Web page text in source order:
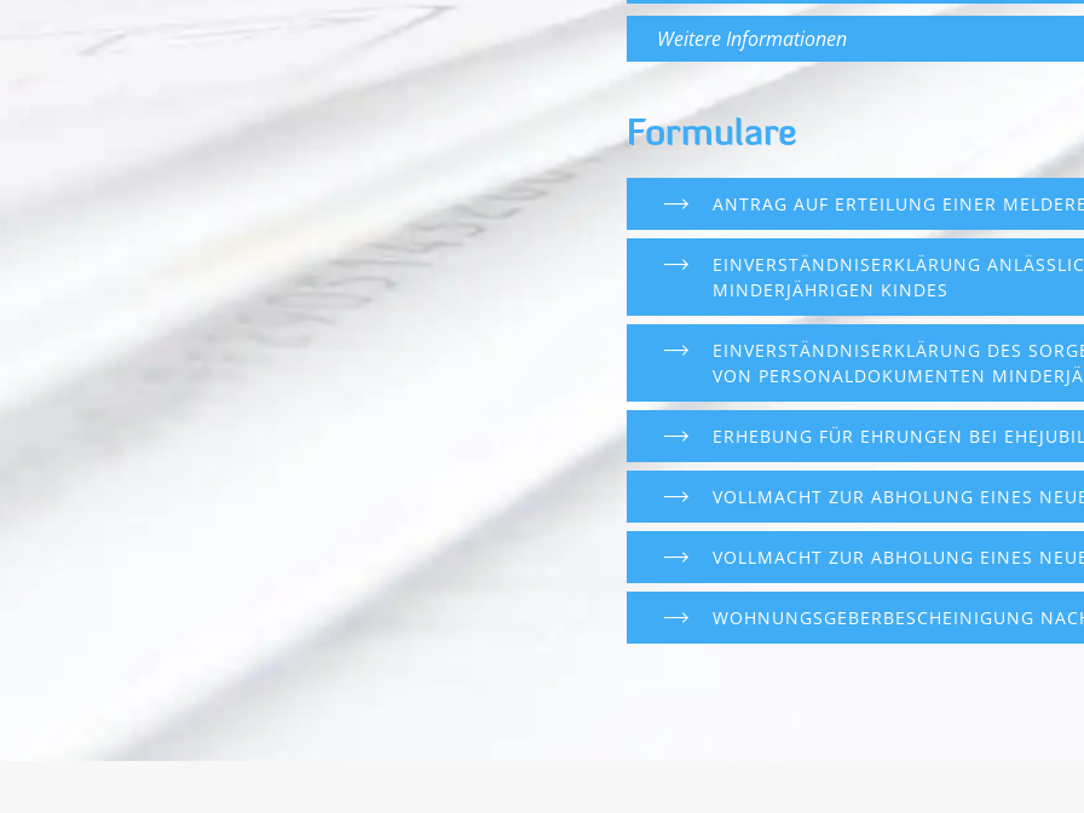
Weitere Informationen
Formulare
ANTRAG AUF ERTEILUNG EINER
EINVERSTÄNDNISERKLÄRUNG
MINDERJÄHRIGEN KINDES
EINVERSTÄNDNISERKLÄRUNG DES
VON PERSONALDOKUMENTEN
ERHEBUNG FÜR EHRUNGEN BEI
VOLLMACHT ZUR ABHOLUNG EINES
VOLLMACHT ZUR ABHOLUNG EINES
WOHNUNGSGEBERBESCHEINIGUNG